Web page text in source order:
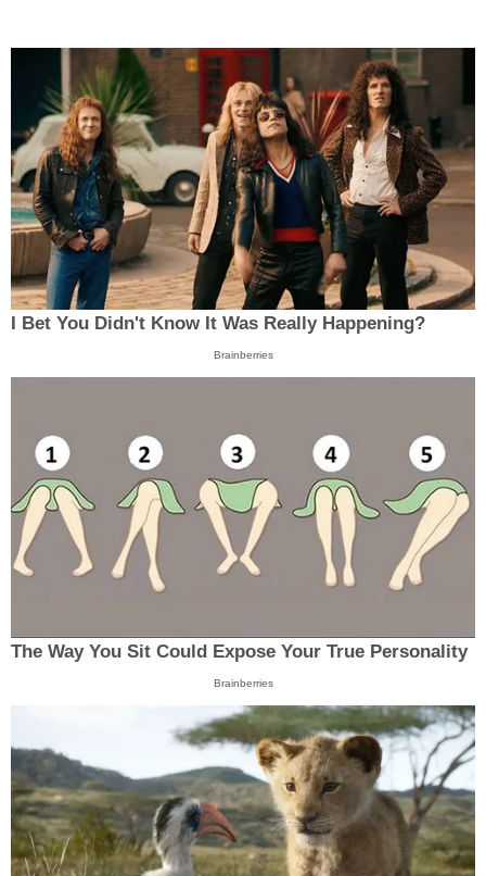
I Bet You Didn't Know It Was Really Happening?
Brainberries
The Way You Sit Could Expose Your True Personality
Brainberries